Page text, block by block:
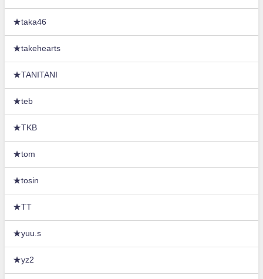
★taka46
★takehearts
★TANITANI
★teb
★TKB
★tom
★tosin
★TT
★yuu.s
★yz2